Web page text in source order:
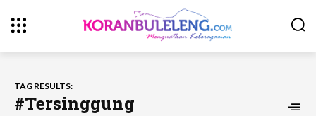
TAG RESULTS:
#Tersinggung